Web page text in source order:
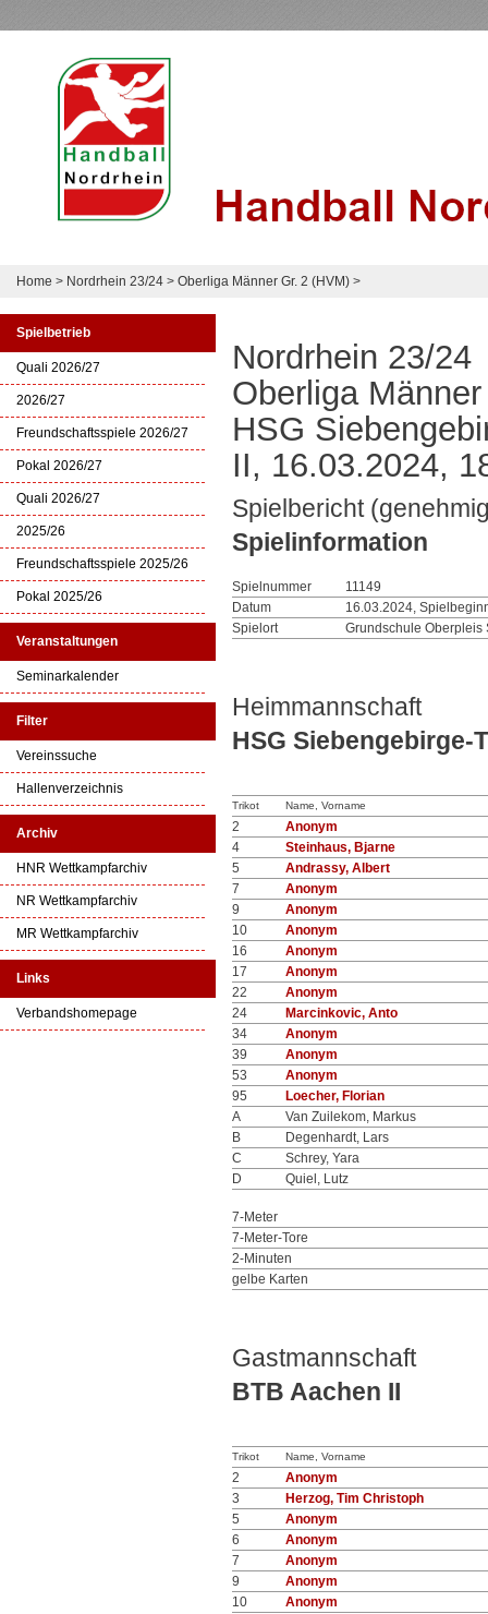
Home > Nordrhein 23/24 > Oberliga Männer Gr. 2 (HVM) >
Spielbetrieb
Quali 2026/27
2026/27
Freundschaftsspiele 2026/27
Pokal 2026/27
Quali 2026/27
2025/26
Freundschaftsspiele 2025/26
Pokal 2025/26
Veranstaltungen
Seminarkalender
Filter
Vereinssuche
Hallenverzeichnis
Archiv
HNR Wettkampfarchiv
NR Wettkampfarchiv
MR Wettkampfarchiv
Links
Verbandshomepage
Nordrhein 23/24
Oberliga
HSG
II, 16.03.2024,
Spielbericht
Spielinformation
Spielnummer
11149
Datum
16.03.2024,
Spielort
Grundschule Oberpleis
Heimmannschaft
HSG Siebengebirge-
Trikot Name, Vorname
2
Anonym
4
Steinhaus, Bjarne
5
Andrassy, Albert
7
Anonym
9
Anonym
10
Anonym
16
Anonym
17
Anonym
22
Anonym
24
Marcinkovic, Anto
34
Anonym
39
Anonym
53
Anonym
95
Loecher, Florian
A
Van Zuilekom, Markus
B
Degenhardt, Lars
C
Schrey, Yara
D
Quiel, Lutz
7-Meter
7-Meter-Tore
2-Minuten
gelbe Karten
Gastmannschaft
BTB Aachen II
Trikot Name, Vorname
2
Anonym
3
Herzog, Tim Christoph
5
Anonym
6
Anonym
7
Anonym
9
Anonym
10
Anonym